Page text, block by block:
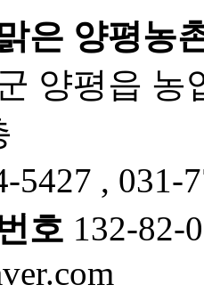
은 양평농
양평읍 농
5427 , 031-
호 132-82-